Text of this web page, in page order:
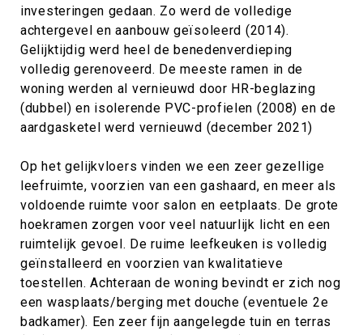
investeringen gedaan. Zo werd de volledige
achtergevel en aanbouw geïsoleerd (2014).
Gelijktijdig werd heel de benedenverdieping
volledig gerenoveerd. De meeste ramen in de
woning werden al vernieuwd door HR-beglazing
(dubbel) en isolerende PVC-profielen (2008) en de
aardgasketel werd vernieuwd (december 2021)
Op het gelijkvloers vinden we een zeer gezellige
leefruimte, voorzien van een gashaard, en meer als
voldoende ruimte voor salon en eetplaats. De grote
hoekramen zorgen voor veel natuurlijk licht en een
ruimtelijk gevoel. De ruime leefkeuken is volledig
geïnstalleerd en voorzien van kwalitatieve
toestellen. Achteraan de woning bevindt er zich nog
een wasplaats/berging met douche (eventuele 2e
badkamer). Een zeer fijn aangelegde tuin en terras